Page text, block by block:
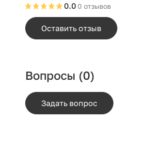
0 отзывов
0.0
Оставить отзыв
Вопросы (0)
Задать вопрос